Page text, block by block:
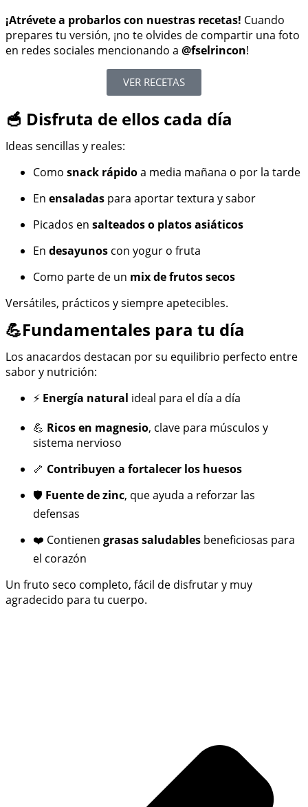
¡Atrévete a probarlos con nuestras recetas! Cuando
prepares tu versión, ¡no te olvides de compartir una foto
en redes sociales mencionando a @fselrincon!
VER RECETAS
🥣 Disfruta de ellos cada día
Ideas sencillas y reales:
Como snack rápidoa media mañana o por la tarde
En ensaladas para aportar textura y sabor
Picados en salteados o platos asiáticos
En desayunos con yogur o fruta
Como parte de un mix de frutos secos
Versátiles, prácticos y siempre apetecibles.
💪Fundamentales para tu día
Los anacardos destacan por su equilibrio perfecto entre
sabor y nutrición:
⚡ Energía natural ideal para el día a día
💪 Ricos en magnesio, clave para músculos y
sistema nervioso
🦴 Contribuyen a fortalecer los huesos
🛡️ Fuente de zinc, que ayuda a reforzar las
defensas
❤️ Contienen grasas saludables beneficiosas para
el corazón
Un fruto seco completo, fácil de disfrutar y muy
agradecido para tu cuerpo.